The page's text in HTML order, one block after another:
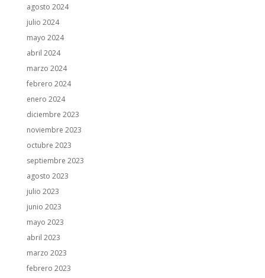
agosto 2024
julio 2024
mayo 2024
abril 2024
marzo 2024
febrero 2024
enero 2024
diciembre 2023
noviembre 2023
octubre 2023
septiembre 2023
agosto 2023
julio 2023
junio 2023
mayo 2023
abril 2023
marzo 2023
febrero 2023